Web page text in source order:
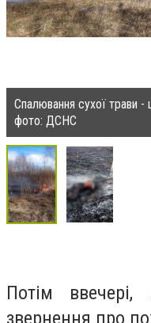
Спалювання сухої трави
фото: ДСНС
Потім ввечері,
звернення про